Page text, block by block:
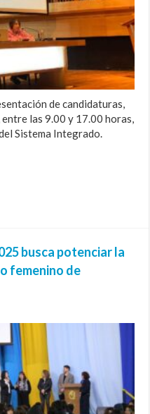
de candidaturas,
las 9.00 y 17.00 horas,
Sistema Integrado.
busca potenciar la
femenino de